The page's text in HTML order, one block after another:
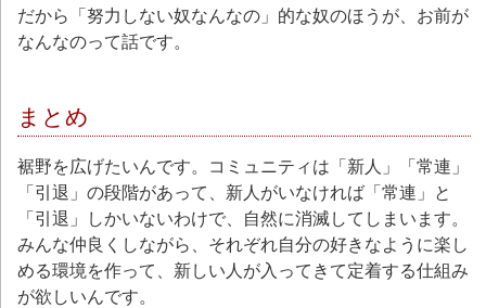
だから「努力しない奴なんなの」的な奴のほうが、お前が
なんなのって話です。
まとめ
裾野を広げたいんです。コミュニティは「新人」「常連」
「引退」の段階があって、新人がいなければ「常連」と
「引退」しかいないわけで、自然に消滅してしまいます。
みんな仲良くしながら、それぞれ自分の好きなように楽し
める環境を作って、新しい人が入ってきて定着する仕組み
が欲しいんです。